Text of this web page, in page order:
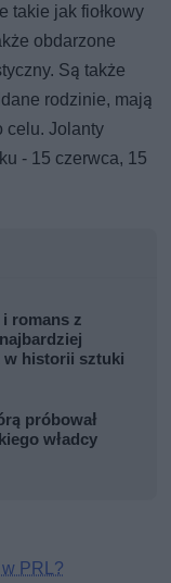
takie jak fiołkowy
obdarzone
Są także
rodzinie, mają
celu. Jolanty
- 15 czerwca, 15
romans z
w historii sztuki
próbował
władcy
PRL?